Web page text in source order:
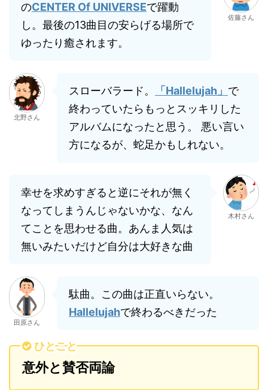
のCENTER Of UNIVERSEで躍動
し。最後の13曲目の安らげる場所で
ゆったり癒されます。
佐藤さん
北野さん
スローバラード。 「Hallelujah」 で
終わっていたらもっとスッキリした
アルバムになったと思う。 悪い言い
方になるが、蛇足かもしれない。
幸せを求めすぎると逆にそれが無く
なってしまうんじゃないかな、なん
てことを思わせる曲。あんま人気は
無いみたいだけど自分は大好きな曲
木村さん
田原さん
駄曲。この曲は正直いらない。
Hallelujahで終わるべきだった
ひとこと
意外と賛否両論